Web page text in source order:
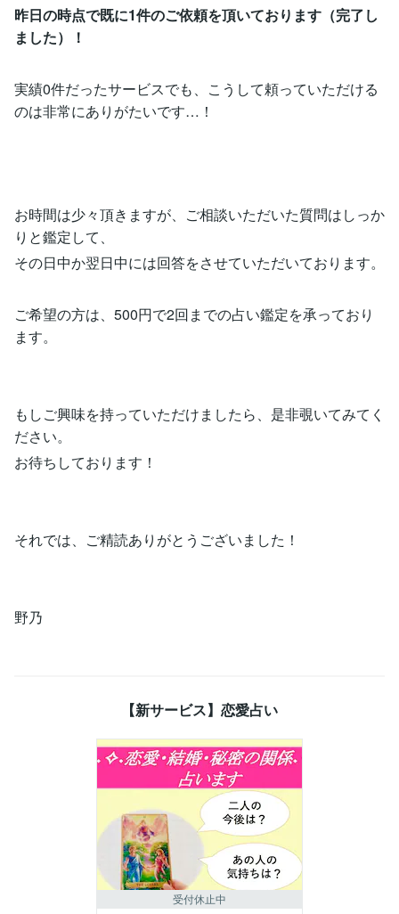
昨日の時点で既に1件のご依頼を頂いております（完了し
ました）！
実績0件だったサービスでも、こうして頼っていただける
のは非常にありがたいです…！
お時間は少々頂きますが、ご相談いただいた質問はしっか
りと鑑定して、
その日中か翌日中には回答をさせていただいております。
ご希望の方は、500円で2回までの占い鑑定を承っており
ます。
もしご興味を持っていただけましたら、是非覗いてみてく
ださい。
お待ちしております！
それでは、ご精読ありがとうございました！
野乃
【新サービス】恋愛占い
受付休止中